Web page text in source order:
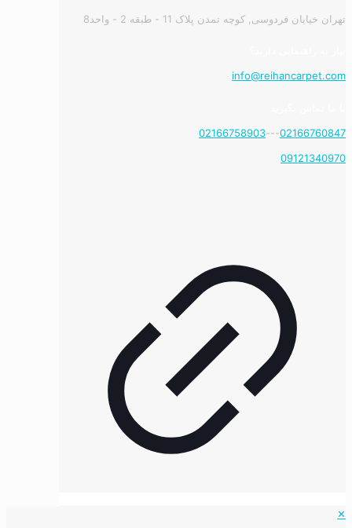
تهران خیابان فردوسی, کوچه تمدن پلاک 11 - طبقه 2 - واحد8
info@reihancarpet.com
02166760847
---
02166758903
09121340970
✕